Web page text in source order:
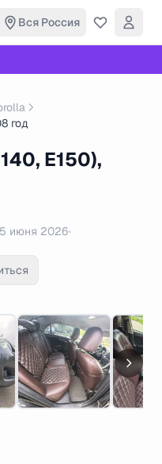
Вся Россия
год
E150),
июня 2026•